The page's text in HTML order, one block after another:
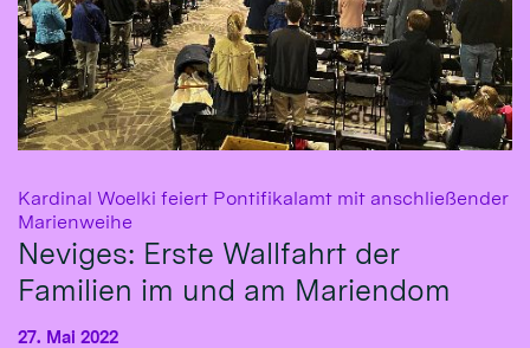
Kardinal Woelki feiert Pontifikalamt mit anschließender
Marienweihe
Neviges: Erste Wallfahrt der
Familien im und am Mariendom
27. Mai 2022